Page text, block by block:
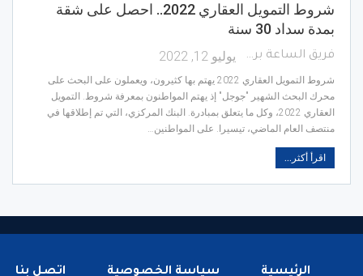
شروط التمويل العقاري 2022.. احصل على شقة
بمدة سداد 30 سنة
فريق الساعة برس يوليو 12, 2022
شروط التمويل العقاري 2022 يهتم بها كثيرون، ويعملون على البحث على
محرك البحث الشهير "جوجل" إذ يهتم المواطنون بمعرفة شروط. التمويل
العقاري 2022، وكل ما يتعلق بمبادرة. البنك المركزي، التي تم إطلاقها في
منتصف العام الماضي، تيسيرا. على المواطنين…
اقرأ أكثر...
الرئيسية سياسة الخصوصية اتصل بنا